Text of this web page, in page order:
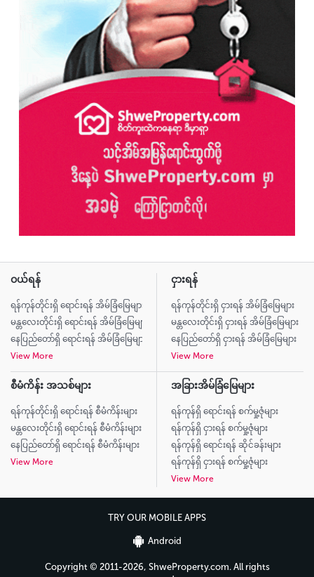
ဝယ်ရန်
ရန်ကုန်တိုင်းရှိ ရောင်းရန် အိမ်ခြံမြေများ
မန္တလေးတိုင်းရှိ ရောင်းရန် အိမ်ခြံမြေများ
နေပြည်တော်ရှိ ရောင်းရန် အိမ်ခြံမြေများ
View More
ငှားရန်
ရန်ကုန်တိုင်းရှိ ငှားရန် အိမ်ခြံမြေများ
မန္တလေးတိုင်းရှိ ငှားရန် အိမ်ခြံမြေများ
နေပြည်တော်ရှိ ငှားရန် အိမ်ခြံမြေများ
View More
စီမံကိန်း အသစ်များ
ရန်ကုန်တိုင်းရှိ ရောင်းရန် စီမံကိန်းများ
မန္တလေးတိုင်းရှိ ရောင်းရန် စီမံကိန်းများ
နေပြည်တော်ရှိ ရောင်းရန် စီမံကိန်းများ
View More
အခြားအိမ်ခြံမြေများ
ရန်ကုန်ရှိ ရောင်းရန် စက်မှု့ဇုံများ
ရန်ကုန်ရှိ ငှားရန် စက်မှု့ဇုံများ
ရန်ကုန်ရှိ ရောင်းရန် ဆိုင်ခန်းများ
ရန်ကုန်ရှိ ငှားရန် စက်မှု့ဇုံများ
View More
TRY OUR MOBILE APPS
Android
Copyright © 2011-2026, ShweProperty.com. All rights